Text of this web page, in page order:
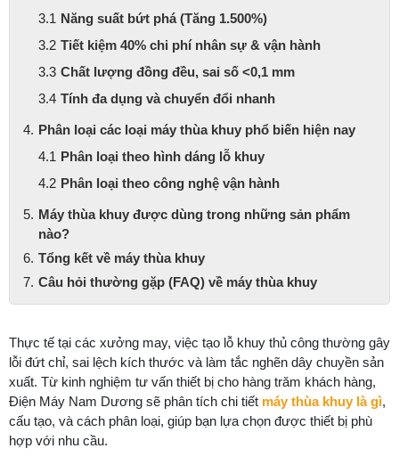
Năng suất bứt phá (Tăng 1.500%)
Tiết kiệm 40% chi phí nhân sự & vận hành
Chất lượng đồng đều, sai số <0,1 mm
Tính đa dụng và chuyển đổi nhanh
Phân loại các loại máy thùa khuy phổ biến hiện nay
Phân loại theo hình dáng lỗ khuy
Phân loại theo công nghệ vận hành
Máy thùa khuy được dùng trong những sản phẩm
nào?
Tổng kết về máy thùa khuy
Câu hỏi thường gặp (FAQ) về máy thùa khuy
Thực tế tại các xưởng may, việc tạo lỗ khuy thủ công thường gây
lỗi đứt chỉ, sai lệch kích thước và làm tắc nghẽn dây chuyền sản
xuất. Từ kinh nghiệm tư vấn thiết bị cho hàng trăm khách hàng,
Điện Máy Nam Dương sẽ phân tích chi tiết máy thùa khuy là gì,
cấu tạo, và cách phân loại, giúp bạn lựa chọn được thiết bị phù
hợp với nhu cầu.